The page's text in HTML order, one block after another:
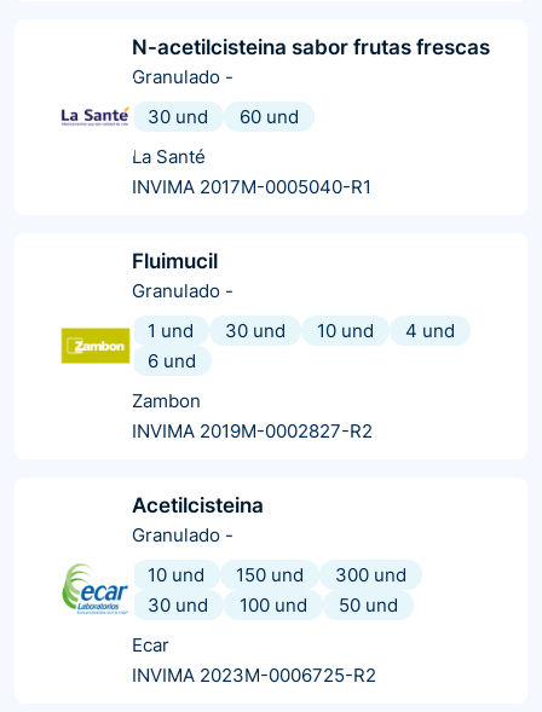
N-acetilcisteina sabor frutas frescas
Granulado -
30 und
60 und
La Santé
INVIMA 2017M-0005040-R1
Fluimucil
Granulado -
1 und
30 und 10 und
4 und
6 und
Zambon
INVIMA 2019M-0002827-R2
Acetilcisteina
Granulado -
10 und
150 und
300 und
30 und
100 und
50 und
Ecar
INVIMA 2023M-0006725-R2